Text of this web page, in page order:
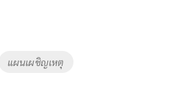
แผนเผชิญเหตุ